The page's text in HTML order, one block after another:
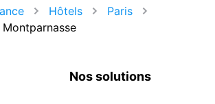
Hôtels
Paris
Nos solutions